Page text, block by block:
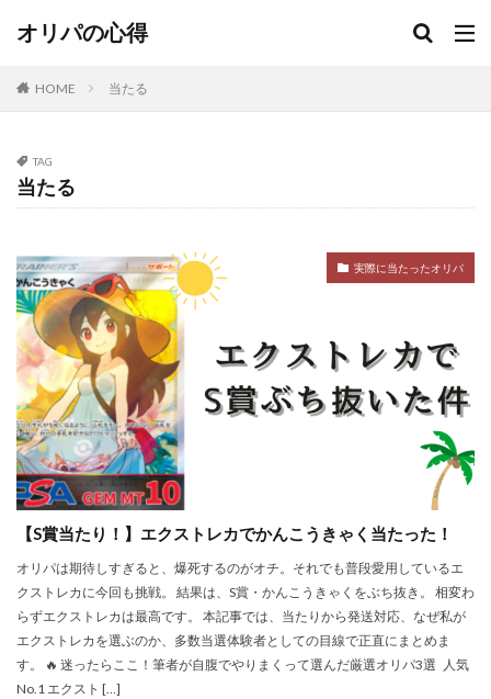
オリパの心得
HOME 当たる
TAG
当たる
実際に当たったオリパ
【S賞当たり！】エクストレカでかんこうきゃく当たった！
オリパは期待しすぎると、爆死するのがオチ。それでも普段愛用しているエ
クストレカに今回も挑戦。 結果は、S賞・かんこうきゃくをぶち抜き。 相変わ
らずエクストレカは最高です。 本記事では、当たりから発送対応、なぜ私が
エクストレカを選ぶのか、多数当選体験者としての目線で正直にまとめま
す。 🔥 迷ったらここ！筆者が自腹でやりまくって選んだ厳選オリパ3選 人気
No.1 エクスト […]